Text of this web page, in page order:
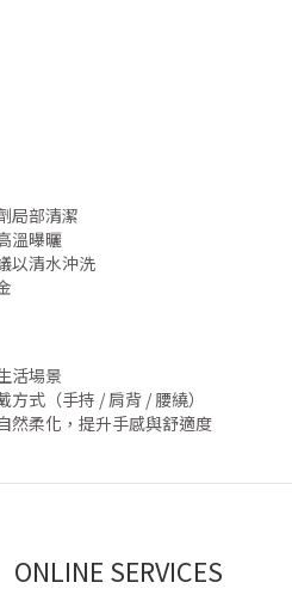
局部清潔
溫曝曬
以清水沖洗
活場景
式（手持 / 肩背 / 腰繞）
然柔化，提升手感與舒適度
ONLINE SERVICES